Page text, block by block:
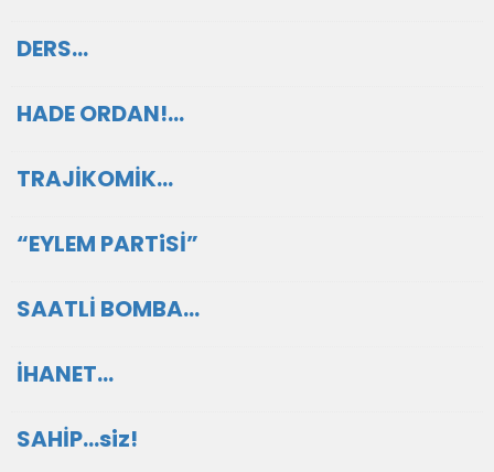
DERS…
HADE ORDAN!…
TRAJİKOMİK…
“EYLEM PARTiSİ”
SAATLİ BOMBA…
İHANET…
SAHİP…siz!